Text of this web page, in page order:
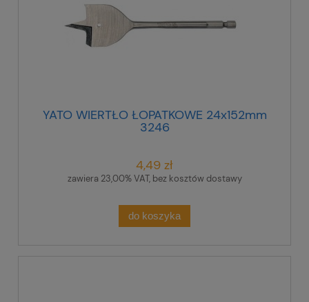
YATO WIERTŁO ŁOPATKOWE 24x152mm
3246
4,49 zł
zawiera 23,00% VAT, bez kosztów dostawy
do koszyka